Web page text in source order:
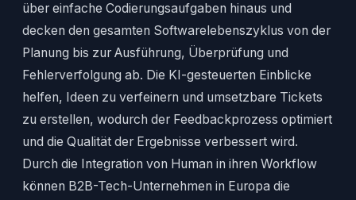
über einfache Codierungsaufgaben hinaus und
decken den gesamten Softwarelebenszyklus von der
Planung bis zur Ausführung, Überprüfung und
Fehlerverfolgung ab. Die KI-gesteuerten Einblicke
helfen, Ideen zu verfeinern und umsetzbare Tickets
zu erstellen, wodurch der Feedbackprozess optimiert
und die Qualität der Ergebnisse verbessert wird.
Durch die Integration von Human in ihren Workflow
können B2B-Tech-Unternehmen in Europa die